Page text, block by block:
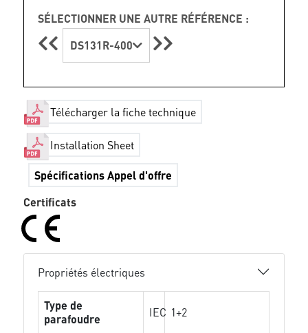
SÉLECTIONNER UNE AUTRE RÉFÉRENCE :
DS131R-400
Télécharger la fiche technique
Installation Sheet
Spécifications Appel d'offre
Certificats
Propriétés électriques
Type de
parafoudre
IEC 1+2